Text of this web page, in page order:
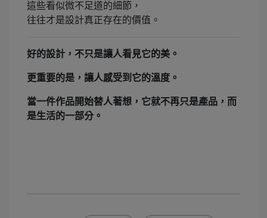
這些看似微不足道的細節，
往往才是設計真正存在的價值。
好的設計，不只是讓人看見它的美。
更重要的是，讓人感受到它的溫度。
當一件作品開始替人著想，它就不再只是產品，而
是生活的一部分。